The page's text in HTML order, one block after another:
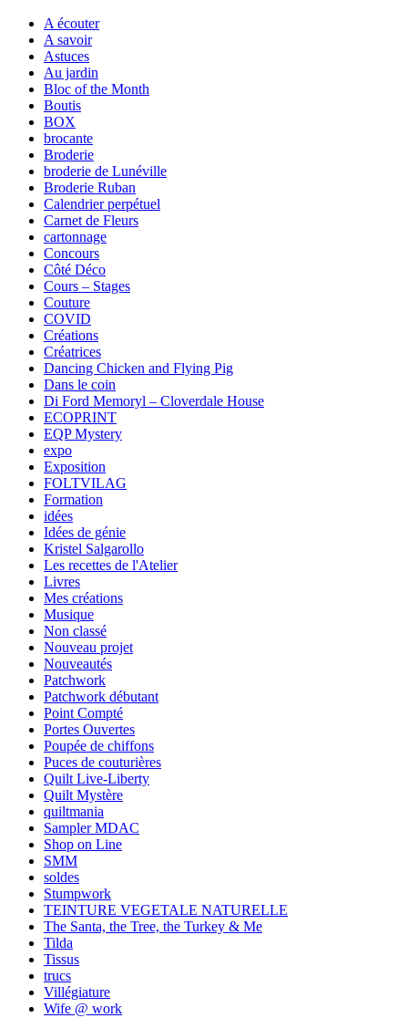
A écouter
A savoir
Astuces
Au jardin
Bloc of the Month
Boutis
BOX
brocante
Broderie
broderie de Lunéville
Broderie Ruban
Calendrier perpétuel
Carnet de Fleurs
cartonnage
Concours
Côté Déco
Cours – Stages
Couture
COVID
Créations
Créatrices
Dancing Chicken and Flying Pig
Dans le coin
Di Ford Memoryl – Cloverdale House
ECOPRINT
EQP Mystery
expo
Exposition
FOLTVILAG
Formation
idées
Idées de génie
Kristel Salgarollo
Les recettes de l'Atelier
Livres
Mes créations
Musique
Non classé
Nouveau projet
Nouveautés
Patchwork
Patchwork débutant
Point Compté
Portes Ouvertes
Poupée de chiffons
Puces de couturières
Quilt Live-Liberty
Quilt Mystère
quiltmania
Sampler MDAC
Shop on Line
SMM
soldes
Stumpwork
TEINTURE VEGETALE NATURELLE
The Santa, the Tree, the Turkey & Me
Tilda
Tissus
trucs
Villégiature
Wife @ work